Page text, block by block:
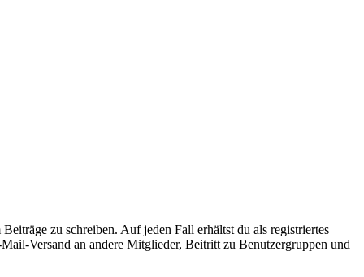
zu schreiben. Auf jeden Fall erhältst du als registriertes
Versand an andere Mitglieder, Beitritt zu Benutzergruppen und